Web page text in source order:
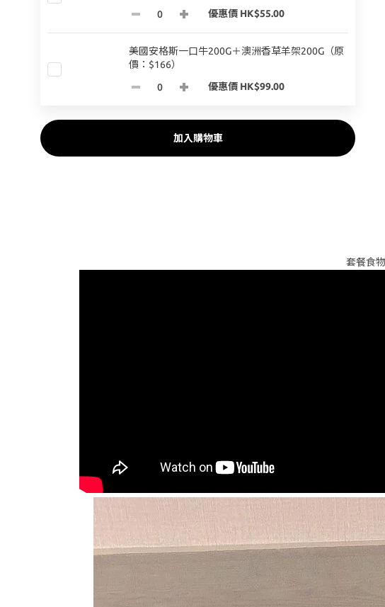
優惠價 HK$55.00
美國安格斯一口牛200G＋澳洲香草羊架200G（原
價：$166）
優惠價 HK$99.00
加入購物車
套餐食